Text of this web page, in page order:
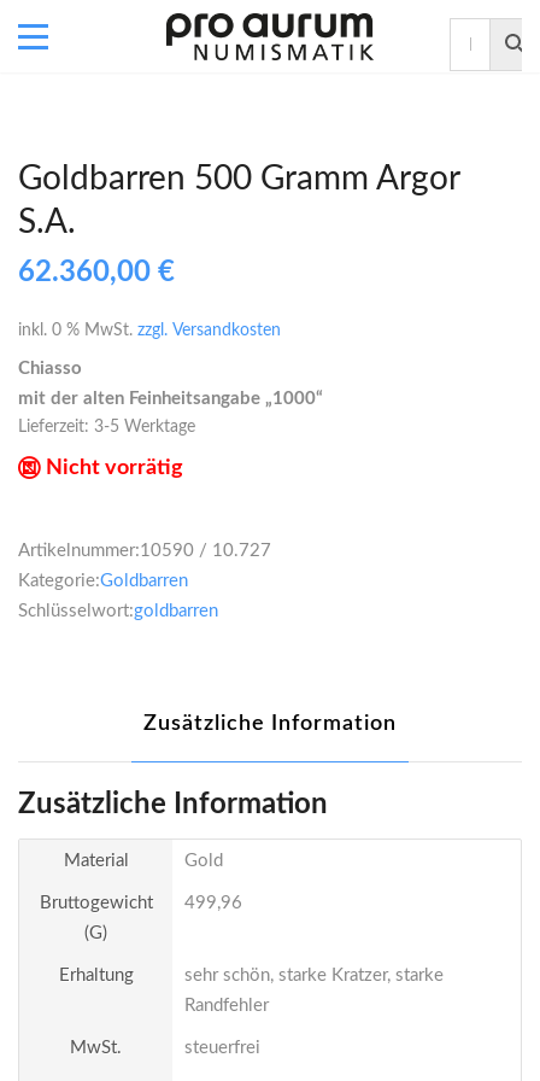
Goldbarren 500 Gramm Argor
S.A.
62.360,00 €
inkl. 0 % MwSt. zzgl. Versandkosten
Chiasso
mit der alten Feinheitsangabe „1000“
Lieferzeit: 3-5 Werktage
Nicht vorrätig
Artikelnummer:10590 / 10.727
Kategorie:Goldbarren
Schlüsselwort:goldbarren
Zusätzliche Information
Zusätzliche Information
Material Gold
Bruttogewicht
(g)
499,96
Erhaltung
sehr schön, starke Kratzer, starke
Randfehler
MwSt. steuerfrei